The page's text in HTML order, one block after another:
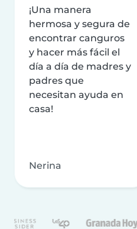
¡Una manera
hermosa y segura de
encontrar canguros
y hacer más fácil el
día a día de madres y
padres que
necesitan ayuda en
casa!
Nerina